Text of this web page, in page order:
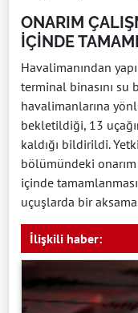
ONARIM
İÇİNDE
Havalimanından
terminal binasını su
havalimanlarına
bekletildiği, 13
kaldığı bildirildi.
bölümündeki onarım
içinde
uçuşlarda bir
İlişkili haber: